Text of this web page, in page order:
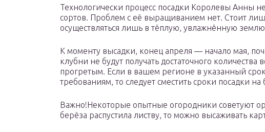
Технологически процесс посадки Королевы Анны
сортов. Проблем с её выращиванием нет. Стоит
осуществляться лишь в тёплую, увлажнённую
К моменту высадки, конец апреля — начало мая,
клубни не будут получать достаточного
прогретым. Если в вашем регионе в указанный
требованиям, то следует сместить сроки посадки
Важно!Некоторые опытные огородники советуют
берёза распустила листву, то можно высаживать